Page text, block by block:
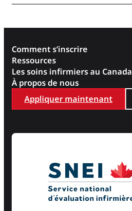
Comment s’inscrire
Ressources
Les soins infirmiers au Canada
À propos de nous
Appliquer maintenant